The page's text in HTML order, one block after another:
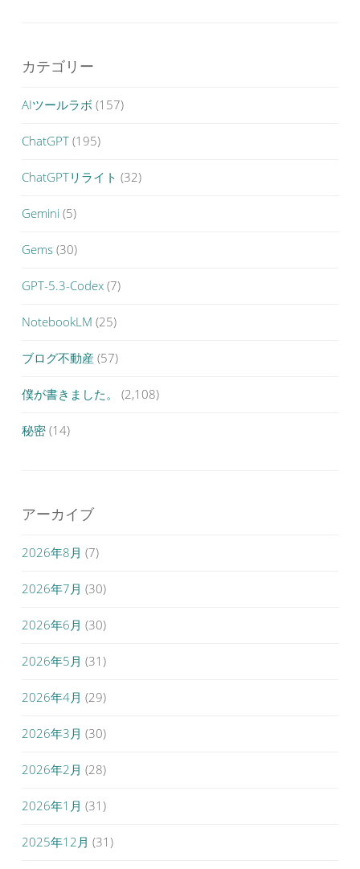
カテゴリー
AIツールラボ (157)
ChatGPT (195)
ChatGPTリライト (32)
Gemini (5)
Gems (30)
GPT-5.3-Codex (7)
NotebookLM (25)
ブログ不動産 (57)
僕が書きました。 (2,108)
秘密 (14)
アーカイブ
2026年8月 (7)
2026年7月 (30)
2026年6月 (30)
2026年5月 (31)
2026年4月 (29)
2026年3月 (30)
2026年2月 (28)
2026年1月 (31)
2025年12月 (31)